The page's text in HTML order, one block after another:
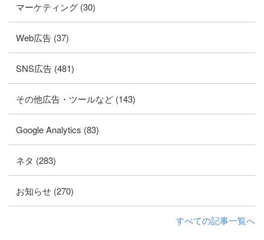
マーケティング (30)
Web広告 (37)
SNS広告 (481)
その他広告・ツールなど (143)
Google Analytics (83)
ネタ (283)
お知らせ (270)
すべての記事一覧へ